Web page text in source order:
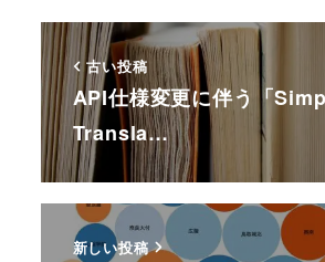
古い投稿
API仕様変更に伴う「
Transla…
新しい投稿